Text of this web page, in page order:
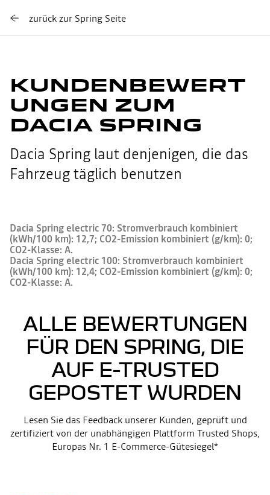
zurück zur Spring Seite
KUNDENBEWERT
UNGEN ZUM
DACIA SPRING
Dacia Spring laut denjenigen, die das
Fahrzeug täglich benutzen
Dacia Spring electric 70: Stromverbrauch kombiniert
(kWh/100 km): 12,7; CO2-Emission kombiniert (g/km): 0;
CO2-Klasse: A.
Dacia Spring electric 100: Stromverbrauch kombiniert
(kWh/100 km): 12,4; CO2-Emission kombiniert (g/km): 0;
CO2-Klasse: A.
ALLE BEWERTUNGEN
FÜR DEN SPRING, DIE
AUF E-TRUSTED
GEPOSTET WURDEN
Lesen Sie das Feedback unserer Kunden, geprüft und
zertifiziert von der unabhängigen Plattform Trusted Shops,
Europas Nr. 1 E-Commerce-Gütesiegel*